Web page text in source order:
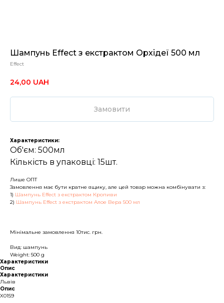
Шампунь Effect з екстрактом Орхідеї 500 мл
Effect
24,00 UAH
Замовити
Характеристики:
Об'єм: 500мл
Кількість в упаковці: 15шт.
Лише ОПТ
Замовлення має бути кратне ящику, але цей товар можна комбінувати з:
1) Шампунь Effect з екстрактом Кропиви
2) Шампунь Effect з екстрактом Алое Вера 500 мл
Мінімальне замовлення 10тис. грн.
Вид: шампунь
Weight: 500 g
Характеристики
Опис
Характеристики
Львів
Опис
X0159